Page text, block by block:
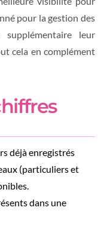
pour la gestion des
supplémentaire leur
cela en complément
déjà enregistrés
(particuliers et
dans une